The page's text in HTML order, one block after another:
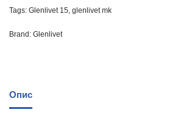
Tags: Glenlivet 15, glenlivet mk
Brand: Glenlivet
Опис